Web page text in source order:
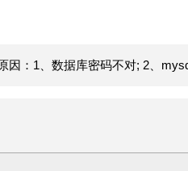
：1、数据库密码不对; 2、